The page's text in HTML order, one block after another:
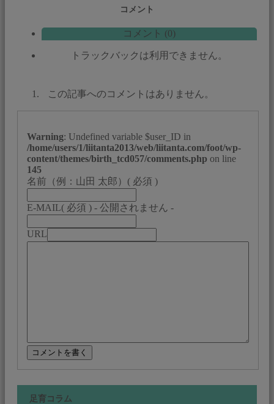
コメント
コメント (0)
トラックバックは利用できません。
この記事へのコメントはありません。
Warning : Undefined variable $user_ID in
/home/users/1/liitanta2013/web/liitanta.com/foot/wp-
content/themes/birth_tcd057/comments.php on line
145
名前（例：山田 太郎） ( 必須 )
E-MAIL( 必須 ) - 公開されません -
URL
足育コラム